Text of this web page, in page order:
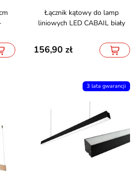
Łącznik kątowy do lamp
liniowych LED CABAIL biały
156,90
3 lata gwarancji